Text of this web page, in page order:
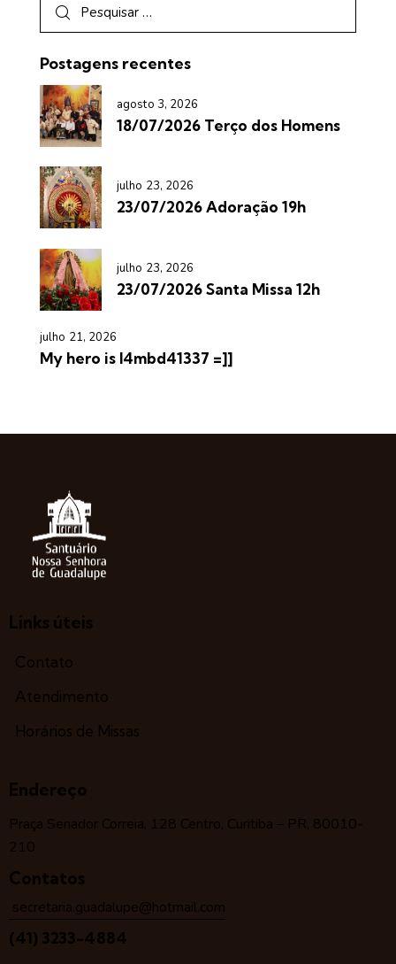
Postagens recentes
agosto 3, 2026
18/07/2026 Terço dos Homens
julho 23, 2026
23/07/2026 Adoração 19h
julho 23, 2026
23/07/2026 Santa Missa 12h
julho 21, 2026
My hero is l4mbd41337 =]]
Links úteis
Contato
Atendimento
Horários de Missas
Endereço
Praça Senador Correia, 128 Centro, Curitiba – PR, 80010-
210
Contatos
secretaria.guadalupe@hotmail.com
(41) 3233-4884